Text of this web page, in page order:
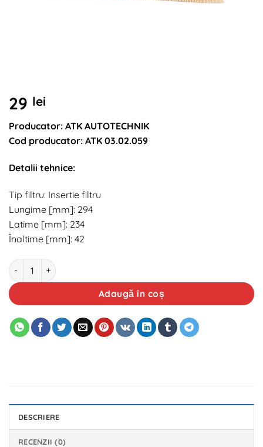
29 lei
Producator: ATK AUTOTECHNIK
Cod producator: ATK 03.02.059
Detalii tehnice:
Tip filtru: Insertie filtru
Lungime [mm]: 294
Latime [mm]: 234
Înaltime [mm]: 42
Cantitate Filtru aer ATK Autotechnik ATK 03.02.059
Adaugă în coș
DESCRIERE
RECENZII (0)